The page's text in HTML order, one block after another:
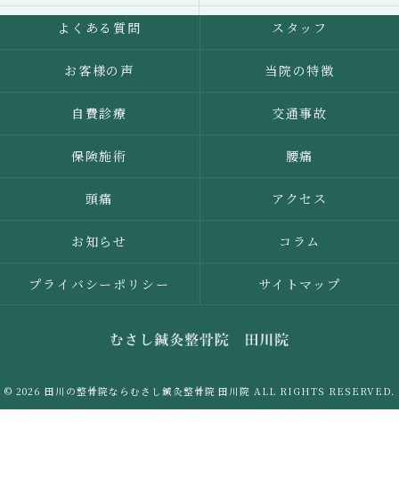
よくある質問 スタッフ
お客様の声 当院の特徴
自費診療 交通事故
保険施術 腰痛
頭痛 アクセス
お知らせ コラム
プライバシーポリシー サイトマップ
© 2026 田川の整骨院ならむさし鍼灸整骨院 田川院 ALL RIGHTS RESERVED.